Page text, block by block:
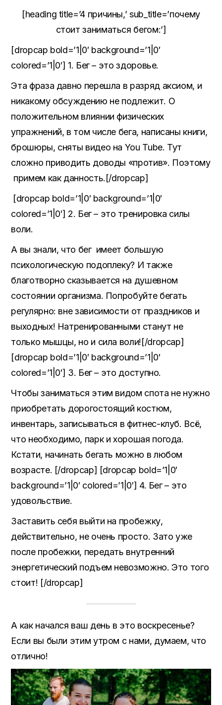
[heading title=’4 причины,’ sub_title=’почему
стоит заниматься бегом:’]
[dropcap bold=’1|0′ background=’1|0′
colored=’1|0′] 1. Бег – это здоровье.
Эта фраза давно перешла в разряд аксиом, и
никакому обсуждению не подлежит. О
положительном влиянии физических
упражнений, в том числе бега, написаны книги,
брошюры, сняты видео на You Tube. Тут
сложно приводить доводы «против». Поэтому
примем как данность.[/dropcap]
[dropcap bold=’1|0′ background=’1|0′
colored=’1|0′] 2. Бег – это тренировка силы
воли.
А вы знали, что бег имеет большую
психологическую подоплеку? И также
благотворно сказывается на душевном
состоянии организма. Попробуйте бегать
регулярно: вне зависимости от праздников и
выходных! Натренированными станут не
только мышцы, но и сила воли![/dropcap]
[dropcap bold=’1|0′ background=’1|0′
colored=’1|0′] 3. Бег – это доступно.
Чтобы заниматься этим видом спота не нужно
приобретать дорогостоящий костюм,
инвентарь, записываться в фитнес-клуб. Всё,
что необходимо, парк и хорошая погода.
Кстати, начинать бегать можно в любом
возрасте. [/dropcap] [dropcap bold=’1|0′
background=’1|0′ colored=’1|0′] 4. Бег – это
удовольствие.
Заставить себя выйти на пробежку,
действительно, не очень просто. Зато уже
после пробежки, передать внутренний
энергетический подъем невозможно. Это того
стоит! [/dropcap]
А как начался ваш день в это воскресенье?
Если вы были этим утром с нами, думаем, что
отлично!